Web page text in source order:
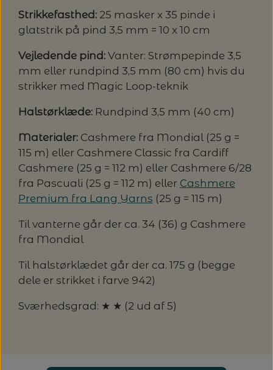
JULEBRODERIER
BALDYRE: UDVALGTE BRODERIER - SPAR
20%
SUSIE HAUMANN
STRIKKE- OG SYNÅLE
SYTRÅD
TRYKLÅSE
Strikkefasthed: 25 masker x 35 pinde i
glatstrik på pind 3,5 mm = 10 x 10 cm
Vejledende pind: Vanter: Strømpepinde 3,5
mm eller rundpind 3,5 mm (80 cm) hvis du
strikker med Magic Loop-teknik
Halstørklæde: Rundpind 3,5 mm (40 cm)
Materialer: Cashmere fra Mondial (25 g =
115 m) eller Cashmere Classic fra Cardiff
Cashmere (25 g = 112 m) eller Cashmere 6/28
fra Pascuali (25 g = 112 m) eller Cashmere
Premium fra Lang Yarns (25 g = 115 m)
Til vanterne går der ca. 34 (36) g Cashmere
fra Mondial
Til halstørklædet går der ca. 175 g (begge
dele er strikket i farve 942)
Sværhedsgrad: ★ ★ (2 ud af 5)